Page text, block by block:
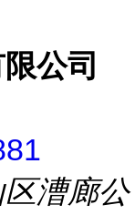
公司
漕廊公